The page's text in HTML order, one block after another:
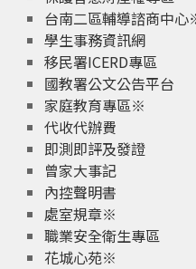
台南二區輔導諮商中
學生事務資訊網
移民署ICERD專區
國教署公文公告平台
家庭教育專區※
代收代辦費
即測即評及發證
曾家大事記
內控聲明書
處室規章※
職業安全衛生專區
花城心苑※